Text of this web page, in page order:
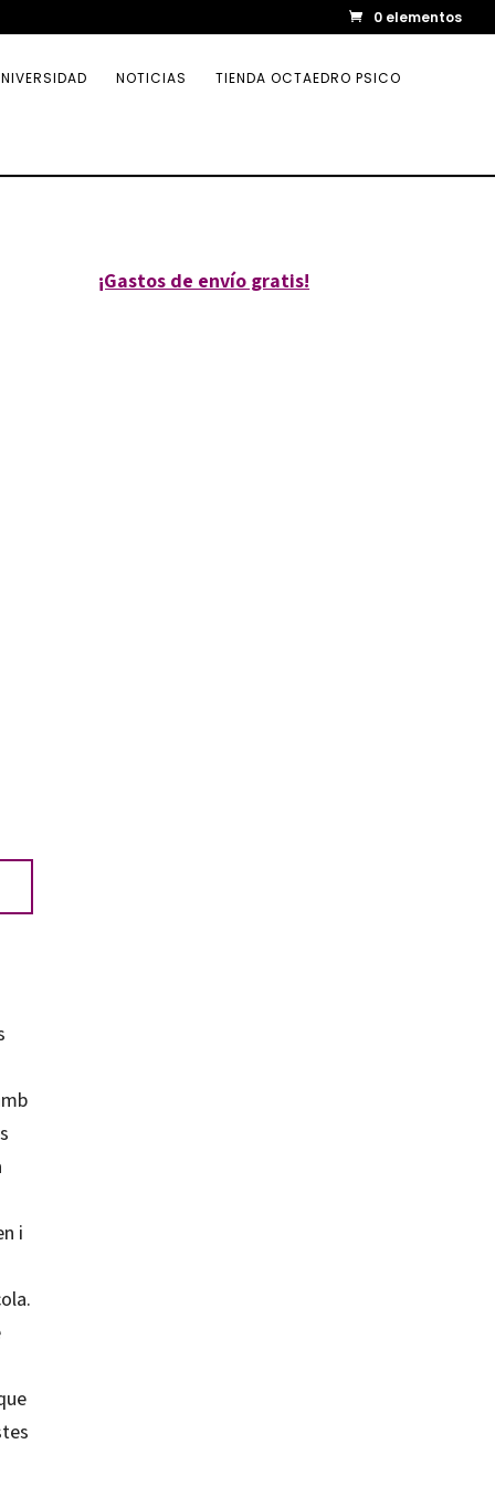
0 elementos
NOTICIAS TIENDA OCTAEDRO PSICO
i
¡Gastos de envío gratis!